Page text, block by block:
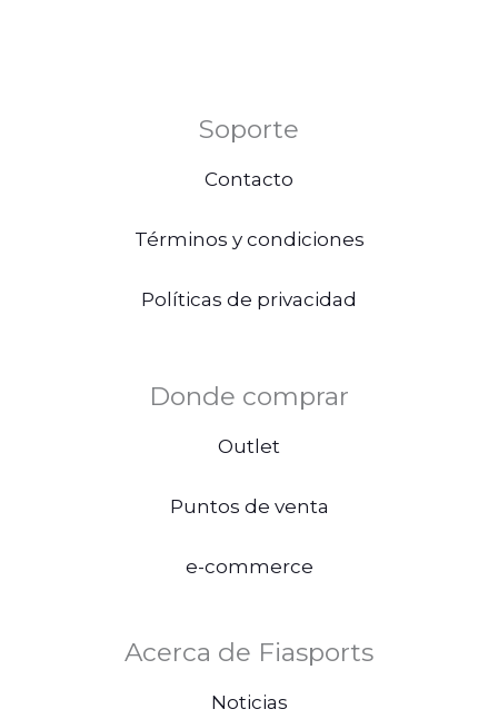
Soporte
Contacto
Términos y condiciones
Políticas de privacidad
Donde comprar
Outlet
Puntos de venta
e-commerce
Acerca de Fiasports
Noticias